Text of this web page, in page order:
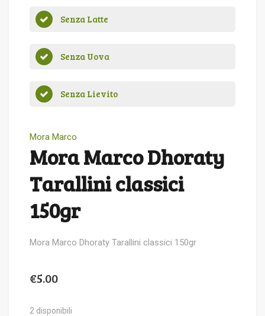
Senza Latte
Senza Uova
Senza Lievito
Mora Marco
Mora Marco Dhoraty
Tarallini classici
150gr
Mora Marco Dhoraty Tarallini classici 150gr
€5.00
2 disponibili